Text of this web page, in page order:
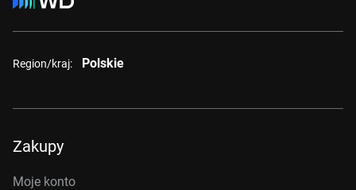
Region/kraj: Polskie
Zakupy
Moje konto